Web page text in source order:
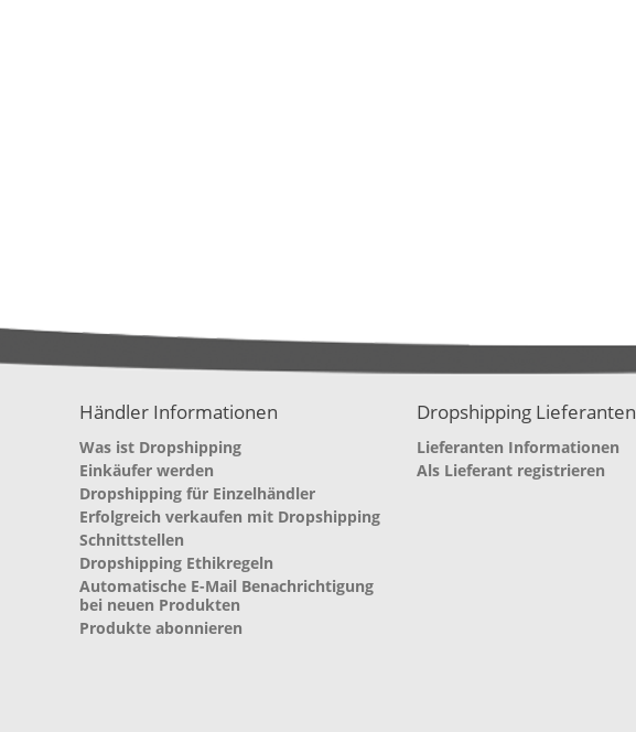
Händler Informationen
Was ist Dropshipping
Einkäufer werden
Dropshipping für Einzelhändler
Erfolgreich verkaufen mit Dropshipping
Schnittstellen
Dropshipping Ethikregeln
Automatische E-Mail Benachrichtigung
bei neuen Produkten
Produkte abonnieren
Dropshipping Lieferanten
Lieferanten Informationen
Als Lieferant registrieren